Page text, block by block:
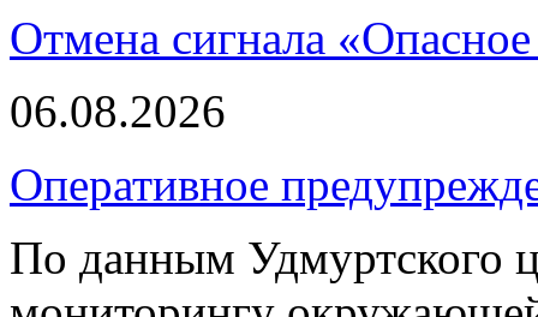
Отмена сигнала
06.08.2026
Оперативное
По данным Удмуртского